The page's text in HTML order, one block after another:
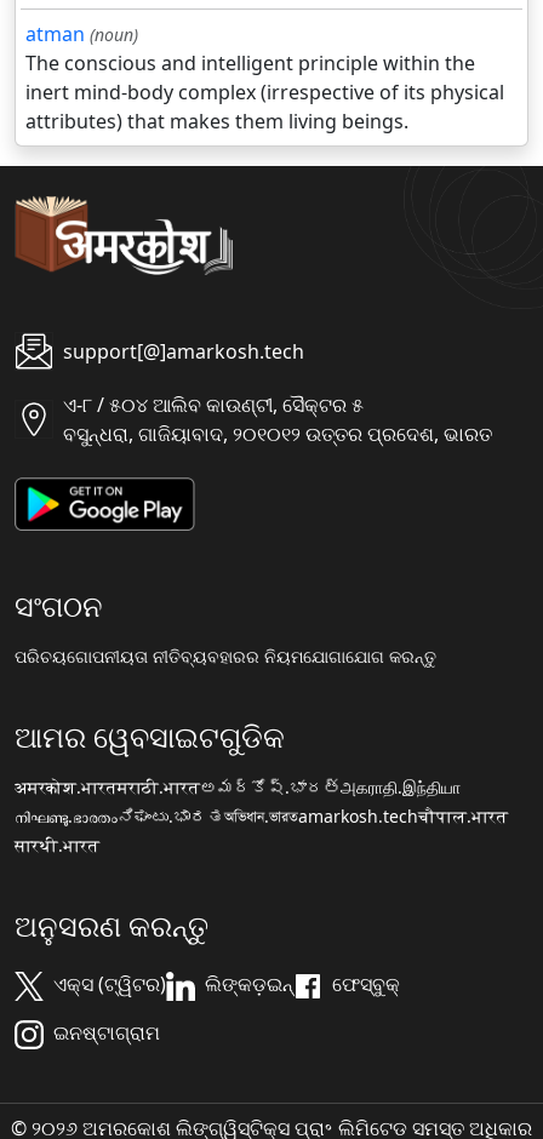
atman (noun)
The conscious and intelligent principle within the
inert mind-body complex (irrespective of its physical
attributes) that makes them living beings.
support[@]amarkosh.tech
ଏ-୮ / ୫୦୪ ଆଲିବ କାଉଣ୍ଟୀ, ସୈକ୍ଟର ୫
ବସୁନ୍ଧରା, ଗାଜିୟାବାଦ, ୨୦୧୦୧୨ ଉତ୍ତର ପ୍ରଦେଶ, ଭାରତ
ସଂଗଠନ
ପରିଚୟଗୋପନୀୟତା ନୀତିବ୍ୟବହାରର ନିୟମଯୋଗାଯୋଗ କରନ୍ତୁ
ଆମର ୱେବସାଇଟଗୁଡିକ
अमरकोश.भारतमराठी.भारतఅమర్కోష్.భారత్அகராதி.இந்தியா
നിഘണ്ടു.ഭാരതംನಿಘಂಟು.ಭಾರತঅভিধান.ভারতamarkosh.techचौपाल.भारत
सारथी.भारत
ଅନୁସରଣ କରନ୍ତୁ
ଏକ୍ସ (ଟ୍ୱିଟର) ଲିଙ୍କଡ଼ଇନ୍
ଫେସ୍ବୁକ୍
ଇନଷ୍ଟାଗ୍ରାମ
© ୨୦୨୬ ଅମରକୋଶ ଲିଙ୍ଗ୍ୱିସ୍ଟିକ୍ସ ପ୍ରା॰ ଲିମିଟେଡ ସମସ୍ତ ଅଧିକାର